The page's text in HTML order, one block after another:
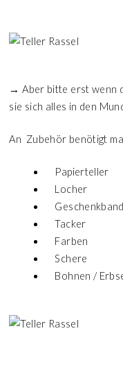
→ Aber bitte erst wenn
sie sich alles in den
An Zubehör benötigt
Papierteller
Locher
Tacker
Farben
Schere
Bohnen /